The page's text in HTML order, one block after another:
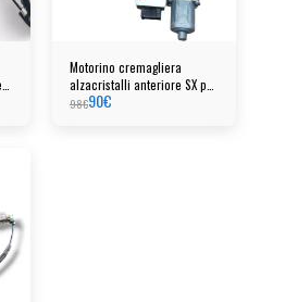
Motorino cremagliera
alzacristalli anteriore SX per
VW Polo
98€90€